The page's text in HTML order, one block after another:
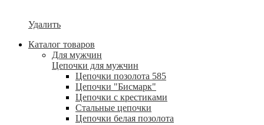
Удалить
Каталог товаров
Для мужчин
Цепочки для мужчин
Цепочки позолота 585
Цепочки "Бисмарк"
Цепочки с крестиками
Стальные цепочки
Цепочки белая позолота